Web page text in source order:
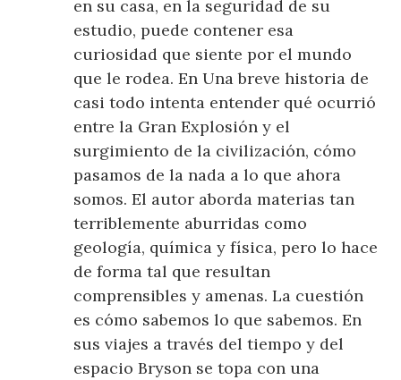
en su casa, en la seguridad de su
estudio, puede contener esa
curiosidad que siente por el mundo
que le rodea. En Una breve historia de
casi todo intenta entender qué ocurrió
entre la Gran Explosión y el
surgimiento de la civilización, cómo
pasamos de la nada a lo que ahora
somos. El autor aborda materias tan
terriblemente aburridas como
geología, química y física, pero lo hace
de forma tal que resultan
comprensibles y amenas. La cuestión
es cómo sabemos lo que sabemos. En
sus viajes a través del tiempo y del
espacio Bryson se topa con una